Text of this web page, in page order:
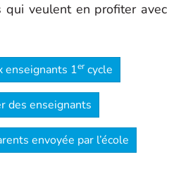
qui veulent en profiter avec
enseignants 1ercycle
des enseignants
envoyée par l’école